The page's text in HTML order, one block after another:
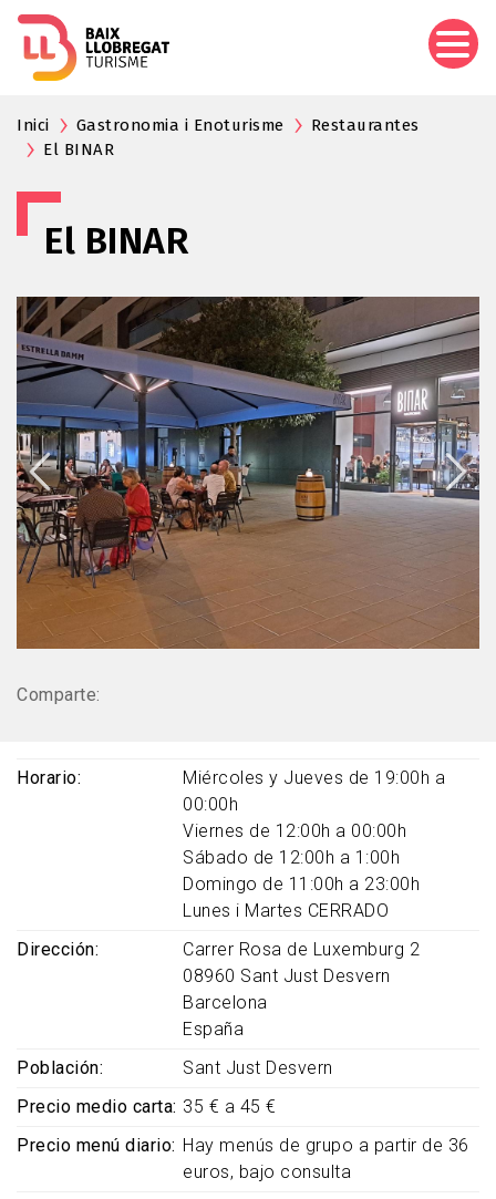
Inici Gastronomia i Enoturisme
Restaurantes
El BINAR
El BINAR
Comparte:
Horario
Miércoles y Jueves de 19:00h a
00:00h
Viernes de 12:00h a 00:00h
Sábado de 12:00h a 1:00h
Domingo de 11:00h a 23:00h
Lunes i Martes CERRADO
Dirección
Carrer Rosa de Luxemburg 2
08960 Sant Just Desvern
Barcelona
España
Población
Sant Just Desvern
Precio medio carta 35 € a 45 €
Precio menú diario
Hay menús de grupo a partir de 36
euros, bajo consulta